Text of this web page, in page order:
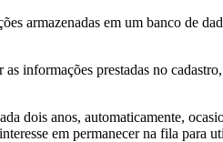
armazenadas em um banco de
informações prestadas no
dois anos, automaticamente,
em permanecer na fila para